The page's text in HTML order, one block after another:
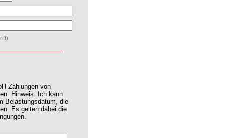
Zahlungen von
Hinweis: Ich kann
Belastungsdatum, die
Es gelten dabei die